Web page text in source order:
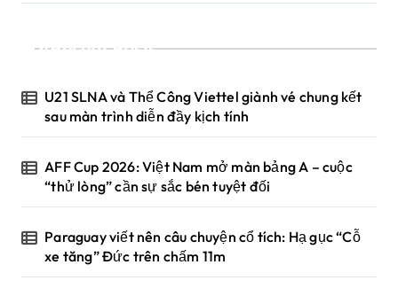
Recent Posts
U21 SLNA và Thể Công Viettel giành vé chung kết
sau màn trình diễn đầy kịch tính
AFF Cup 2026: Việt Nam mở màn bảng A – cuộc
“thử lòng” cần sự sắc bén tuyệt đối
Paraguay viết nên câu chuyện cổ tích: Hạ gục “Cỗ
xe tăng” Đức trên chấm 11m